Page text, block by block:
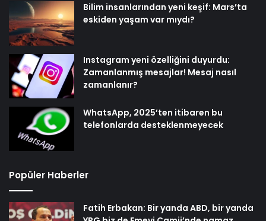
Bilim insanlarından yeni keşif: Mars’ta
eskiden yaşam var mıydı?
Instagram yeni özelliğini duyurdu:
Zamanlanmış mesajlar! Mesaj nasıl
zamanlanır?
WhatsApp, 2025’ten itibaren bu
telefonlarda desteklenmeyecek
Popüler Haberler
Fatih Erbakan: Bir yanda ABD, bir yanda